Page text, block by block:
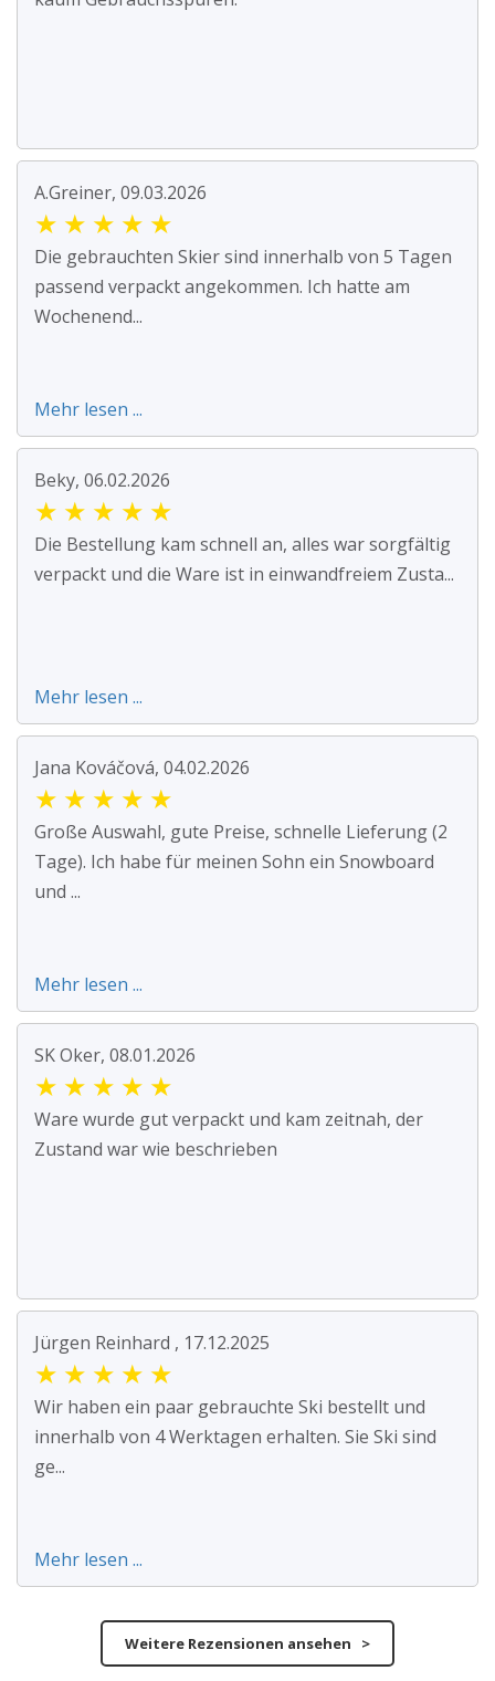
A.Greiner, 09.03.2026
★ ★ ★ ★ ★
Die gebrauchten Skier sind innerhalb von 5 Tagen
passend verpackt angekommen. Ich hatte am
Wochenend...
Mehr lesen ...
Beky, 06.02.2026
★ ★ ★ ★ ★
Die Bestellung kam schnell an, alles war sorgfältig
verpackt und die Ware ist in einwandfreiem Zusta...
Mehr lesen ...
Jana Kováčová, 04.02.2026
★ ★ ★ ★ ★
Große Auswahl, gute Preise, schnelle Lieferung (2
Tage). Ich habe für meinen Sohn ein Snowboard
und ...
Mehr lesen ...
SK Oker, 08.01.2026
★ ★ ★ ★ ★
Ware wurde gut verpackt und kam zeitnah, der
Zustand war wie beschrieben
Jürgen Reinhard , 17.12.2025
★ ★ ★ ★ ★
Wir haben ein paar gebrauchte Ski bestellt und
innerhalb von 4 Werktagen erhalten. Sie Ski sind
ge...
Mehr lesen ...
Weitere Rezensionen ansehen >